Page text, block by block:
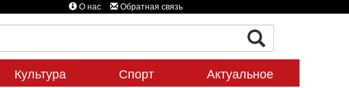
О нас Обратная связь
Культура Спорт Актуальное